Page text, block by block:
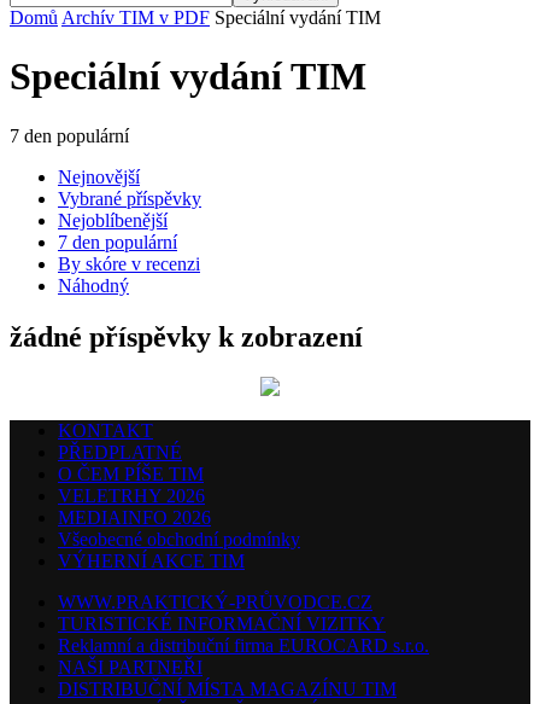
Domů Archív TIM v PDF Speciální vydání TIM
Speciální vydání TIM
7 den populární
Nejnovější
Vybrané příspěvky
Nejoblíbenější
7 den populární
By skóre v recenzi
Náhodný
žádné příspěvky k zobrazení
KONTAKT
PŘEDPLATNÉ
O ČEM PÍŠE TIM
VELETRHY 2026
MEDIAINFO 2026
Všeobecné obchodní podmínky
VÝHERNÍ AKCE TIM
WWW.PRAKTICKÝ-PRŮVODCE.CZ
TURISTICKÉ INFORMAČNÍ VIZITKY
Reklamní a distribuční firma EUROCARD s.r.o.
NAŠI PARTNEŘI
DISTRIBUČNÍ MÍSTA MAGAZÍNU TIM